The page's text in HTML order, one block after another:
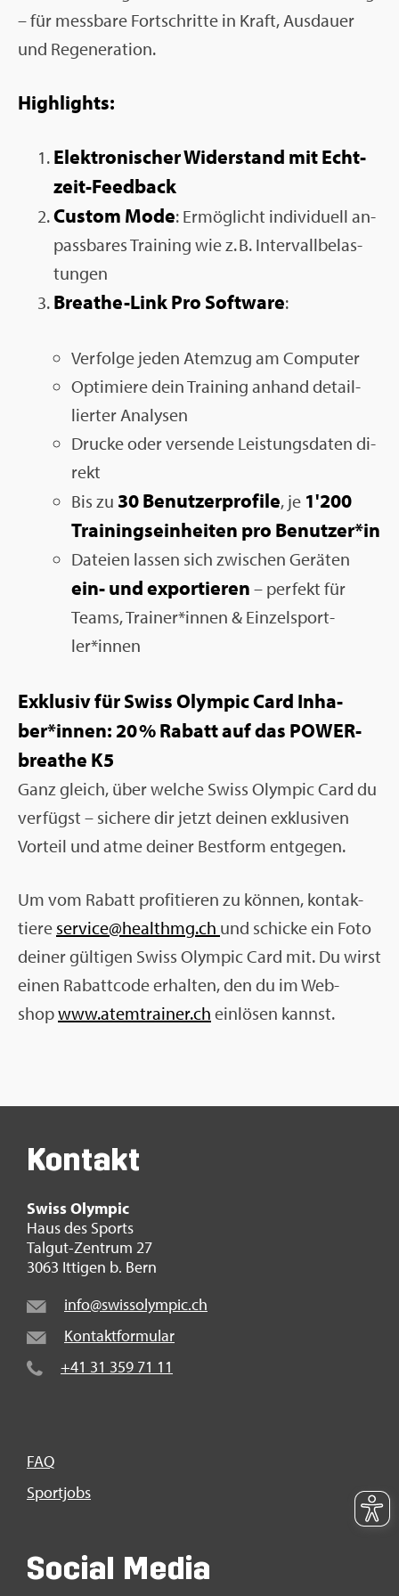
– für mess­ba­re Fort­schrit­te in Kraft, Aus­dau­er
und Re­ge­ne­ra­ti­on.
High­lights:
Elek­tro­ni­scher Wi­der­stand mit Echt­
zeit-Feed­back
Custom Mode: Er­mög­licht in­di­vi­du­ell an­
pass­ba­res Trai­ning wie z. B. In­ter­vall­be­las­
tun­gen
Brea­the-Link Pro Soft­ware:
Ver­fol­ge jeden Atem­zug am Com­pu­ter
Op­ti­mie­re dein Trai­ning an­hand de­tail­
lier­ter Ana­ly­sen
Dru­cke oder ver­sen­de Leis­tungs­da­ten di­
rekt
Bis zu 30 Be­nut­zer­pro­fi­le, je 1'200
Trai­nings­ein­hei­ten pro Be­nut­zer*in
Da­tei­en las­sen sich zwi­schen Ge­rä­ten
ein- und ex­por­tie­ren – per­fekt für
Teams, Trai­ner*innen & Ein­zel­sport­
ler*innen
Ex­klu­siv für Swiss Olym­pic Card In­ha­
ber*innen: 20% Ra­batt auf das POWER­
brea­the K5
Ganz gleich, über wel­che Swiss Olym­pic Card du
ver­fügst – si­che­re dir jetzt dei­nen ex­klu­si­ven
Vor­teil und atme dei­ner Best­form ent­ge­gen.
Um vom Ra­batt pro­fi­tie­ren zu kön­nen, kon­tak­
tie­re ser­vice@​healthmg.​ch und schi­cke ein Foto
dei­ner gül­ti­gen Swiss Olym­pic Card mit. Du wirst
einen Ra­batt­code er­hal­ten, den du im Web­
shopwww.​atemtrainer.​ch ein­lö­sen kannst.
Kon­takt
Swiss Olym­pic
Haus des Sports
Tal­gut-Zen­trum 27
3063 It­ti­gen b. Bern
info@​swi​ssol​ympi​c.​ch
Kon­takt­for­mu­lar
+41 31 359 71 11
FAQ
Sport­jobs
So­ci­al Media